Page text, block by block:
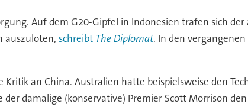
Auf dem G20-Gipfel in Indonesien trafen sich
auszuloten, schreibt The Diplomat. In den
an China. Australien hatte beispielsweise den
damalige (konservative) Premier Scott Morrison